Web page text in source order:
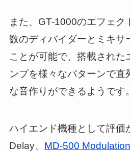
また、GT-1000のエフェク
数のディバイダーとミキサ
ことが可能で、搭載された
ンプを様々なパターンで直
な音作りができるようです。
ハイエンド機種として評価
Delay、 MD-500 Modulation